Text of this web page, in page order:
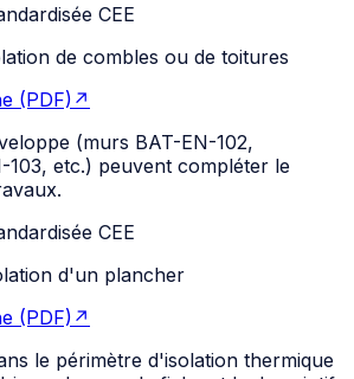
CEE
de combles ou de toitures
(PDF) ↗
(murs BAT-EN-102,
103, etc.) peuvent compléter le
CEE
d'un plancher
(PDF) ↗
le périmètre d'isolation thermique